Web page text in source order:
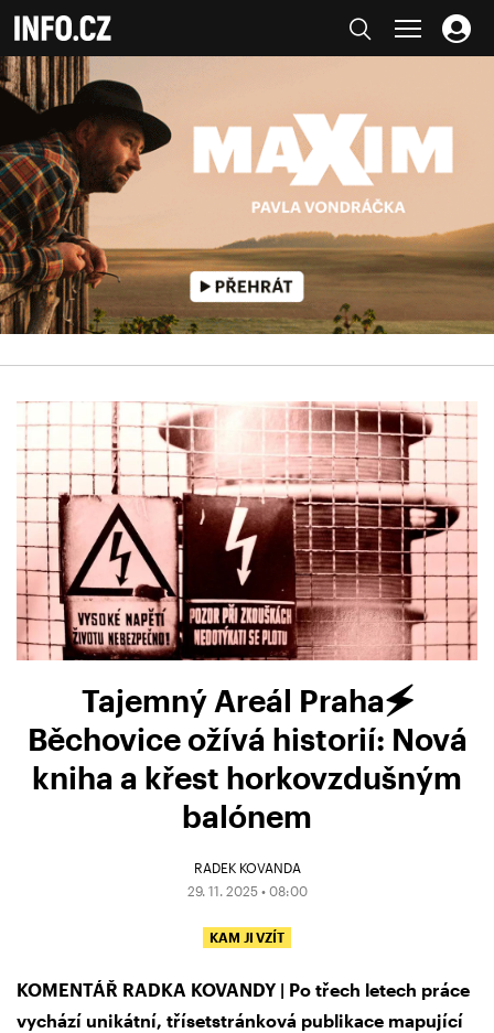
Tajemný Areál Praha🗲
Běchovice ožívá historií: Nová
kniha a křest horkovzdušným
balónem
RADEK KOVANDA
29. 11. 2025 • 08:00
KAM JI VZÍT
KOMENTÁŘ RADKA KOVANDY | Po třech letech práce
vychází unikátní, třísetstránková publikace mapující